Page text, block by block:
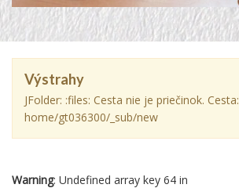
Výstrahy
JFolder: :files: Cesta nie je priečinok. Cesta:
home/gt036300/_sub/new
Warning: Undefined array key 64 in